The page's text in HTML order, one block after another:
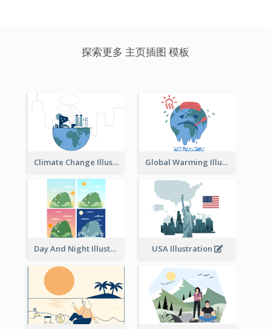
探索更多 主页插图 模板
Climate Change Illustration Global Warming Illustration
Day And Night Illustration USA Illustration